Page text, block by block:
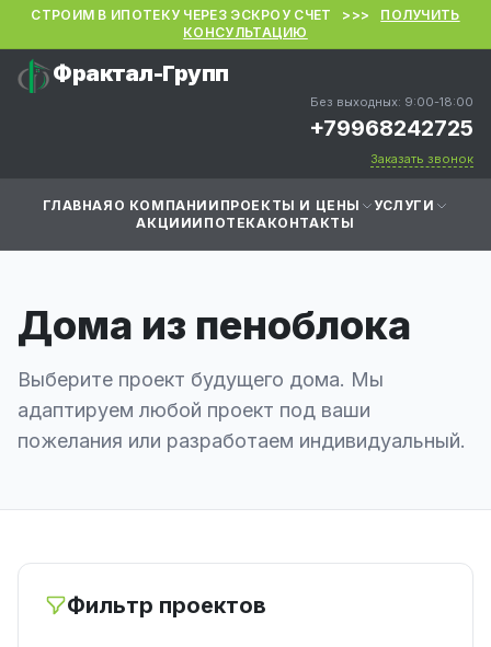
СТРОИМ В ИПОТЕКУ ЧЕРЕЗ ЭСКРОУ СЧЕТ >>> ПОЛУЧИТЬ
КОНСУЛЬТАЦИЮ
Фрактал-Групп
Без выходных: 9:00-18:00
+79968242725
Заказать звонок
ГЛАВНАЯ О КОМПАНИИ ПРОЕКТЫ И ЦЕНЫ
УСЛУГИ
АКЦИИИПОТЕКАКОНТАКТЫ
Дома из пеноблока
Выберите проект будущего дома. Мы
адаптируем любой проект под ваши
пожелания или разработаем индивидуальный.
Фильтр проектов